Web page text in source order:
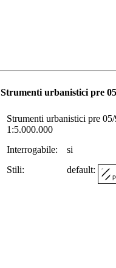
Strumenti urbanistici pre
Strumenti urbanistici pre
1:5.000.000
Interrogabile:
si
Stili:
default: